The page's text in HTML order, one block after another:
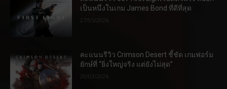
เป็นหนึ่งในเกม James Bond ที่ดีที่สุด
27/05/2026
คะแนนรีวิว Crimson Desert ชี้ชัด เกมฟอร์ม
ยักษ์ที่ “ยิ่งใหญ่จริง แต่ยังไม่สุด”
20/03/2026